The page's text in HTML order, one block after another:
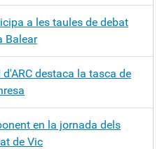
a les taules de debat
Balear
destaca la tasca de
en la jornada dels
de Vic